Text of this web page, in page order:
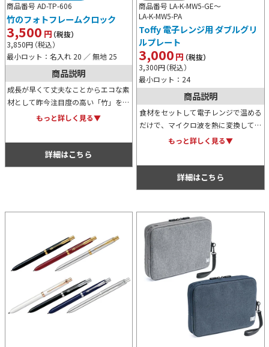
商品番号 AD-TP-606
竹のフォトフレームクロック
3,500 円（税抜）
3,850円（税込）
最小ロット：名入れ 20 ／ 無地 25
商品説明
成長が早くて丈夫なことからエコな素
材として昨今注目度の高い「竹」を使
ったフォトフレームクロック。デジタ
もっと詳しく見る▼
詳細はこちら
商品番号 LA-K-MW5-GE～
LA-K-MW5-PA
Toffy 電子レンジ用 ダブルグリ
ルプレート
3,000円（税抜）
3,300円（税込）
最小ロット：24
商品説明
食材をセットして電子レンジで温める
だけで、マイクロ波を熱に変換してく
れるため焼き目を付けられるグリルプ
もっと詳しく見る▼
詳細はこちら